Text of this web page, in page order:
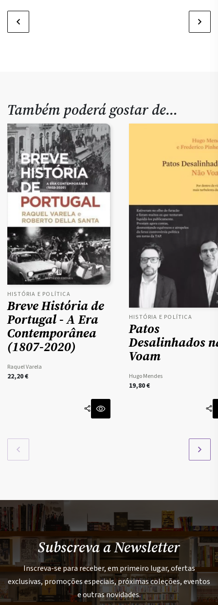
Também poderá gostar de…
HISTÓRIA E POLÍTICA
Breve História de
Portugal - A Era
Contemporânea
(1807-2020)
Raquel Varela
22,20€
HISTÓRIA E POLÍTICA
Patos
Desalinhados
Voam
Hugo Mendes
19,80€
Subscreva a Newsletter
Inscreva-se para receber, em primeiro lugar, ofertas
exclusivas, promoções especiais, próximas coleções, eventos
e outras novidades.